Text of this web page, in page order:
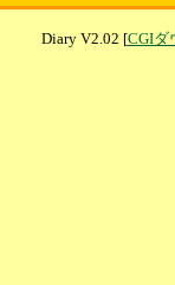
Diary V2.02 [CGIダ